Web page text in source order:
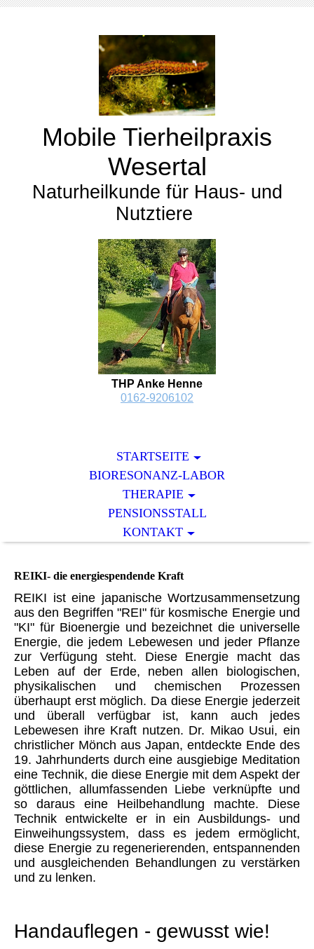
Mobile Tierheilpraxis
Wesertal
Naturheilkunde für Haus- und
Nutztiere
THP Anke Henne
0162-9206102
STARTSEITE
BIORESONANZ-LABOR
THERAPIE
PENSIONSSTALL
KONTAKT
REIKI- die energiespendende Kraft
REIKI ist eine japanische Wortzusammensetzung
aus den Begriffen "REI" für kosmische Energie und
"KI" für Bioenergie und bezeichnet die universelle
Energie, die jedem Lebewesen und jeder Pflanze
zur Verfügung steht. Diese Energie macht das
Leben auf der Erde, neben allen biologischen,
physikalischen und chemischen Prozessen
überhaupt erst möglich. Da diese Energie jederzeit
und überall verfügbar ist, kann auch jedes
Lebewesen ihre Kraft nutzen. Dr. Mikao Usui, ein
christlicher Mönch aus Japan, entdeckte Ende des
19. Jahrhunderts durch eine ausgiebige Meditation
eine Technik, die diese Energie mit dem Aspekt der
göttlichen, allumfassenden Liebe verknüpfte und
so daraus eine Heilbehandlung machte. Diese
Technik entwickelte er in ein Ausbildungs- und
Einweihungssystem, dass es jedem ermöglicht,
diese Energie zu regenerierenden, entspannenden
und ausgleichenden Behandlungen zu verstärken
und zu lenken.
Handauflegen - gewusst wie!